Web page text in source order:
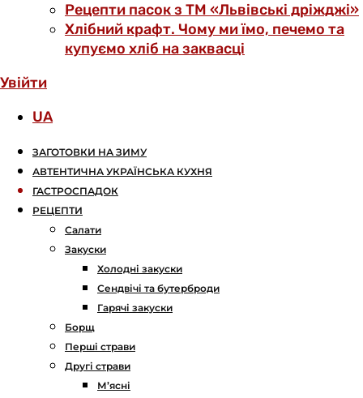
Рецепти пасок з ТМ «Львівські дріжджі»
Хлібний крафт. Чому ми їмо, печемо та
купуємо хліб на заквасці
Увійти
UA
ЗАГОТОВКИ НА ЗИМУ
АВТЕНТИЧНА УКРАЇНСЬКА КУХНЯ
ГАСТРОСПАДОК
РЕЦЕПТИ
Салати
Закуски
Холодні закуски
Сендвічі та бутерброди
Гарячі закуски
Борщ
Перші страви
Другі страви
М’ясні